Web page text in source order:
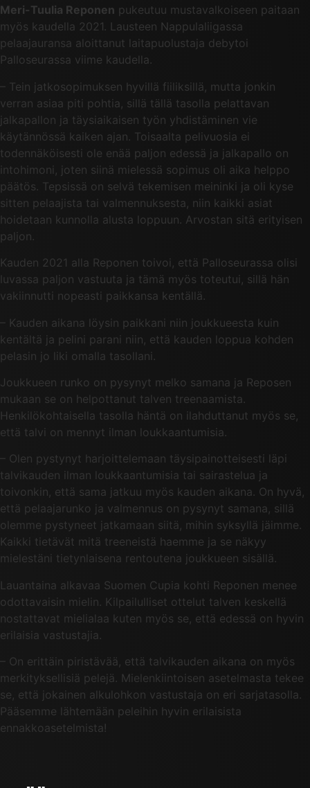
Meri-Tuulia Reponen pukeutuu mustavalkoiseen paitaan
myös kaudella 2021. Lausteen Nappulaliigassa
pelaajauransa aloittanut laitapuolustaja debytoi
Palloseurassa viime kaudella.
– Tein jatkosopimuksen hyvillä fiiliksillä, mutta jonkin
verran asiaa piti pohtia, sillä tällä tasolla pelattavan
jalkapallon ja täysiaikaisen työn yhdistäminen vie
käytännössä kaiken ajan. Toisaalta pelivuosia ei
todennäköisesti ole enää paljon edessä ja jalkapallo on
intohimoni, joten siinä mielessä sopimus oli aika helppo
päätös. Tepsissä on selvä tekemisen meininki ja oli kyse
sitten pelaajista tai valmennuksesta, niin kaikki asiat
hoidetaan kunnolla alusta loppuun. Arvostan sitä erityisen
paljon.
Kauden 2021 alla Reponen toivoi, että Palloseurassa olisi
luvassa paljon vastuuta ja tämä myös toteutui, sillä hän
vakiinnutti nopeasti paikkansa kentällä.
– Kauden aikana löysin paikkani niin joukkueesta kuin
kentältä ja pelini parani niin, että kauden loppua kohden
pelasin jo liki omalla tasollani.
Joukkueen runko on pysynyt melko samana ja Reposen
mukaan se on helpottanut talven treenaamista.
Henkilökohtaisella tasolla häntä on ilahduttanut myös se,
että talvi on mennyt ilman loukkaantumisia.
– Olen pystynyt harjoittelemaan täysipainotteisesti läpi
talvikauden ilman loukkaantumisia tai sairastelua ja
toivonkin, että sama jatkuu myös kauden aikana. On hyvä,
että pelaajarunko ja valmennus on pysynyt samana, sillä
olemme pystyneet jatkamaan siitä, mihin syksyllä jäimme.
Kaikki tietävät mitä treeneistä haemme ja se näkyy
mielestäni tietynlaisena rentoutena joukkueen sisällä.
Lauantaina alkavaa Suomen Cupia kohti Reponen menee
odottavaisin mielin. Kilpailulliset ottelut talven keskellä
nostattavat mielialaa kuten myös se, että edessä on hyvin
erilaisia vastustajia.
– On erittäin piristävää, että talvikauden aikana on myös
merkityksellisiä pelejä. Mielenkiintoisen asetelmasta tekee
se, että jokainen alkulohkon vastustaja on eri sarjatasolla.
Pääsemme lähtemään peleihin hyvin erilaisista
ennakkoasetelmista!